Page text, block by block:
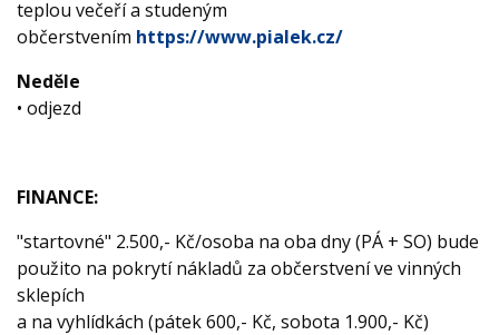
teplou večeří a studeným
občerstvením https://www.pialek.cz/
Neděle
• odjezd
FINANCE:
"startovné" 2.500,- Kč/osoba na oba dny (PÁ + SO) bude
použito na pokrytí nákladů za občerstvení ve vinných
sklepích
a na vyhlídkách (pátek 600,- Kč, sobota 1.900,- Kč)